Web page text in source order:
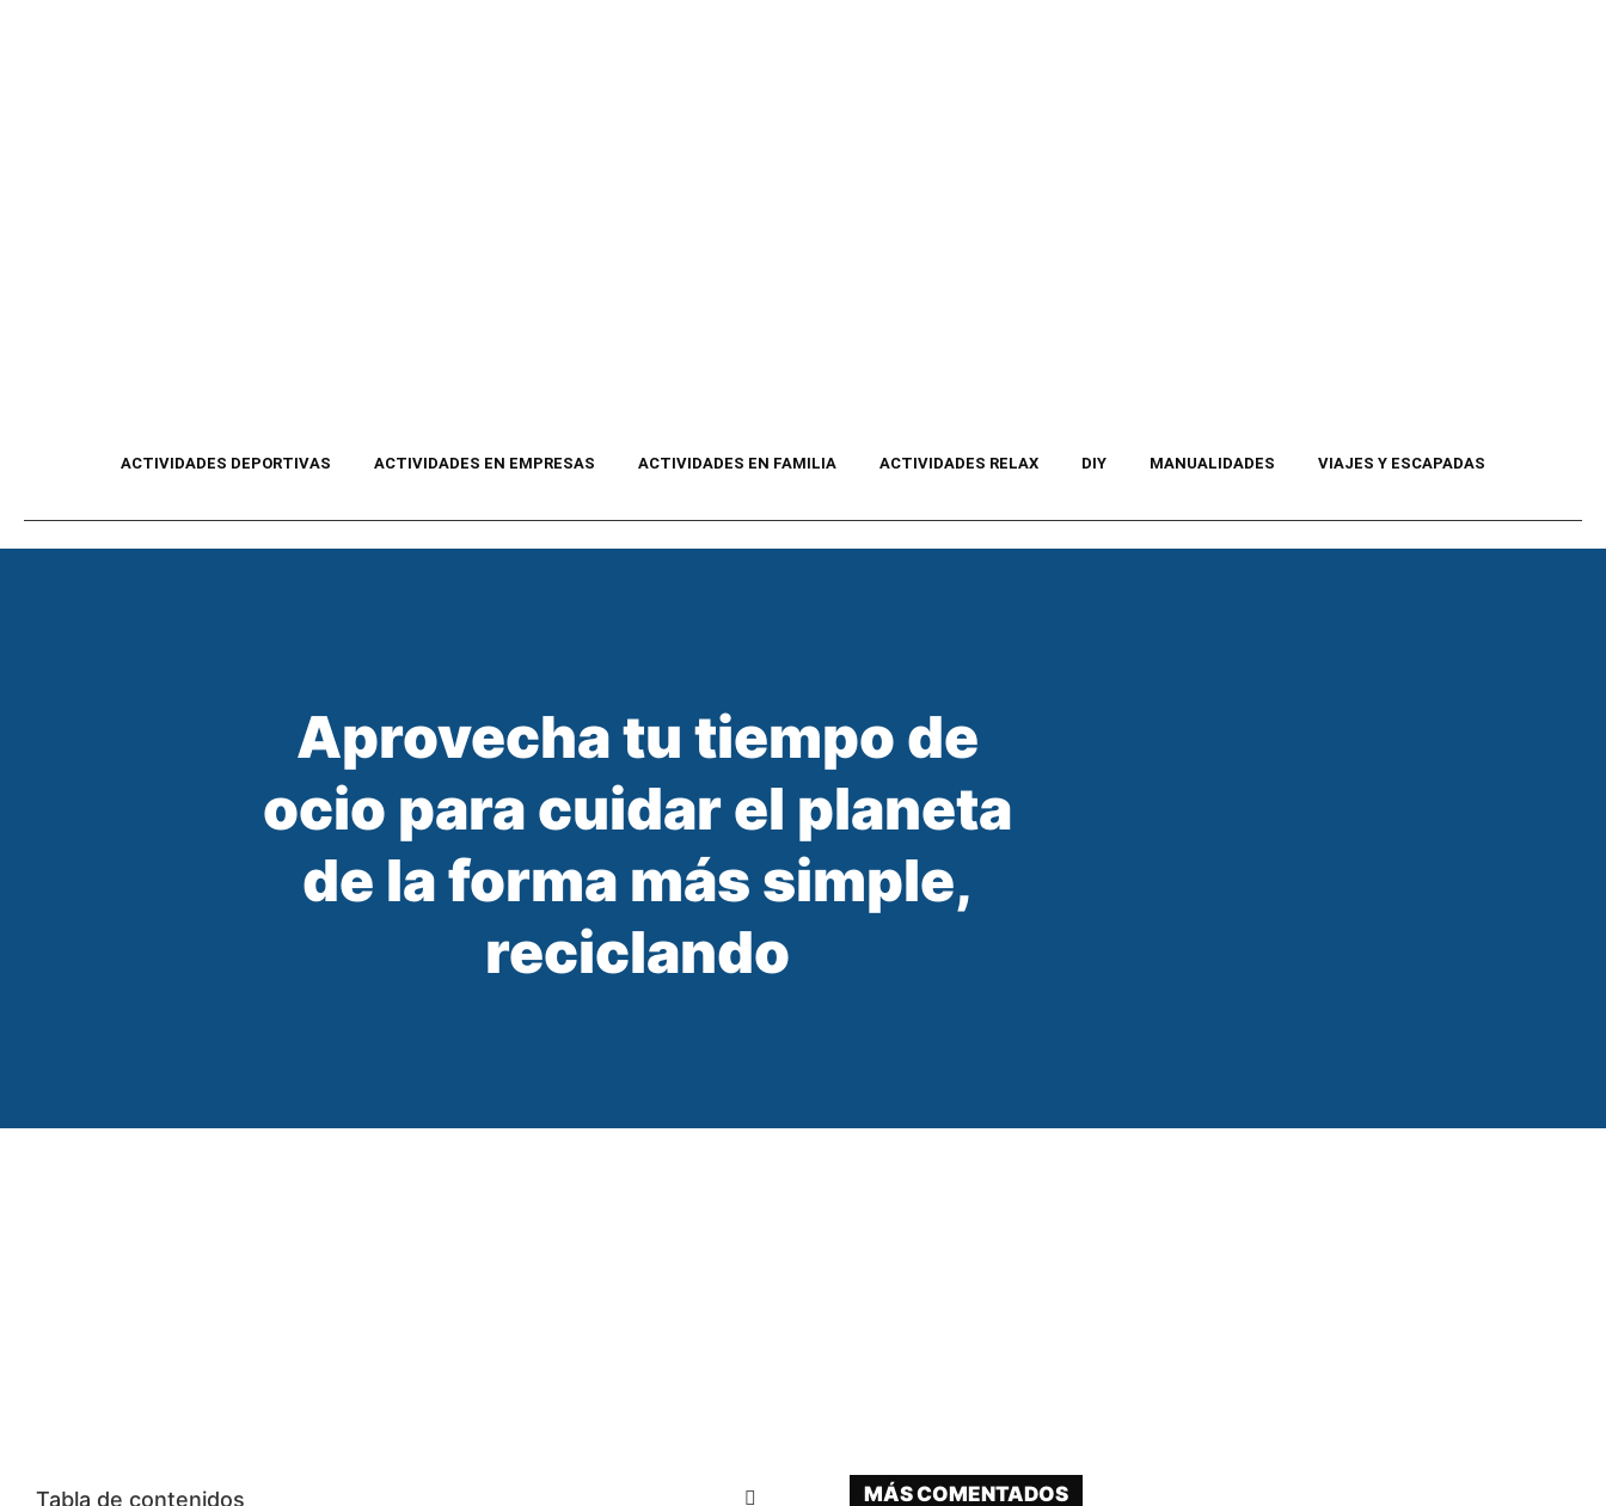
ACTIVIDADES DEPORTIVAS ACTIVIDADES EN EMPRESAS ACTIVIDADES EN FAMILIA ACTIVIDADES RELAX DIY MANUALIDADES VIAJES Y ESCAPADAS
Aprovecha tu tiempo de
ocio para cuidar el planeta
de la forma más simple,
reciclando
Tabla de contenidos MÁS COMENTADOS